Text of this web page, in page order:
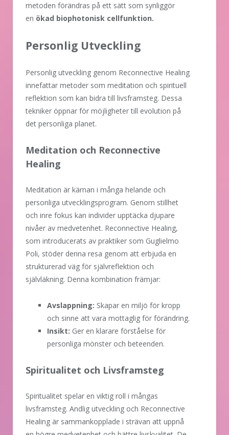
metoden förändras på ett sätt som synliggör
en ökad biophotonisk cellfunktion.
Personlig Utveckling
Personlig utveckling genom Reconnective Healing
innefattar metoder som meditation och spirituell
reflektion som kan bidra till livsframsteg. Dessa
tekniker öppnar för möjligheter till evolution på
det personliga planet.
Meditation och Reconnective
Healing
Meditation är kärnan i många helande och
personliga utvecklingsprogram. Genom stillhet
och inre fokus kan individer upptäcka djupare
nivåer av medvetenhet. Reconnective Healing,
som introducerats av praktiker som Guglielmo
Poli, stöder denna resa genom att erbjuda en
strukturerad väg för självreflektion och
självläkning. Denna kombination främjar:
Avslappning: Skapar en miljö för kropp
och sinne att vara mottaglig för förändring.
Insikt: Ger en klarare förståelse för
personliga mönster och beteenden.
Spiritualitet och Livsframsteg
Spiritualitet spelar en viktig roll i mångas
livsframsteg. Andlig utveckling och Reconnective
Healing är sammankopplade i strävan att uppnå